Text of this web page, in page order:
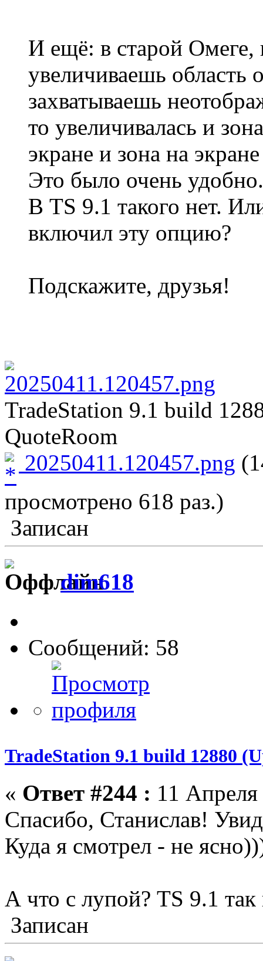
И ещё: в старой Омеге,
увеличиваешь область
захватываешь
то увеличивалась и
экране и зона на
Это было очень удобно.
В TS 9.1 такого нет.
включил эту опцию?
Подскажите, друзья!
TradeStation 9.1 build
QuoteRoom
20250411.120457.png
просмотрено 618 раз.)
Записан
dim618
Сообщений: 58
TradeStation 9.1 build 12880
« Ответ #244 : 11
Спасибо, Станислав!
Куда я смотрел - не
А что с лупой? TS 9.1
Записан